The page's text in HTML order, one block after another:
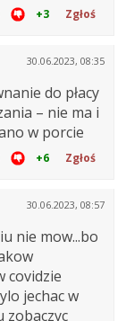
+3 Zgłoś
30.06.2023, 08:35
do płacy
– nie ma i
w porcie
+6 Zgłoś
30.06.2023, 08:57
nie mow...bo
covidzie
jechac w
zobaczyc